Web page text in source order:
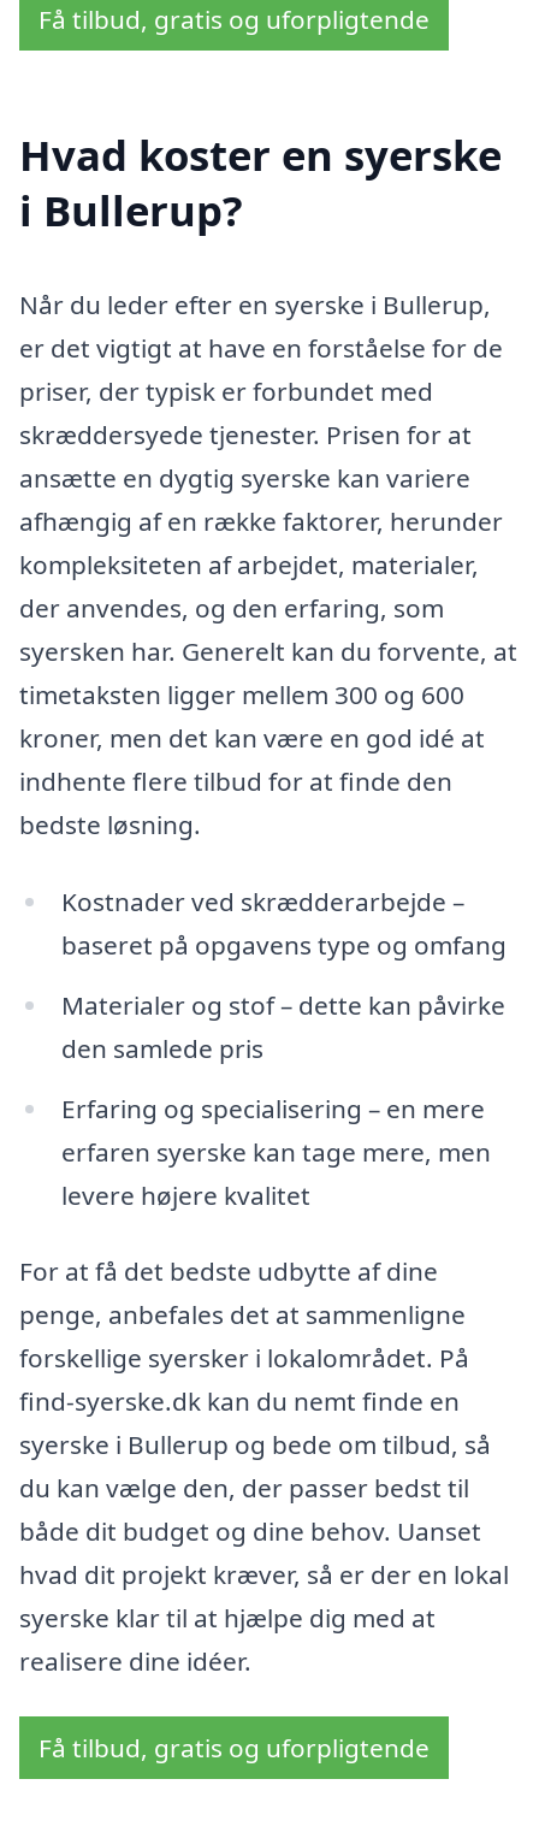
Få tilbud, gratis og uforpligtende
Hvad koster en syerske
i Bullerup?
Når du leder efter en syerske i Bullerup,
er det vigtigt at have en forståelse for de
priser, der typisk er forbundet med
skræddersyede tjenester. Prisen for at
ansætte en dygtig syerske kan variere
afhængig af en række faktorer, herunder
kompleksiteten af arbejdet, materialer,
der anvendes, og den erfaring, som
syersken har. Generelt kan du forvente, at
timetaksten ligger mellem 300 og 600
kroner, men det kan være en god idé at
indhente flere tilbud for at finde den
bedste løsning.
Kostnader ved skrædderarbejde –
baseret på opgavens type og omfang
Materialer og stof – dette kan påvirke
den samlede pris
Erfaring og specialisering – en mere
erfaren syerske kan tage mere, men
levere højere kvalitet
For at få det bedste udbytte af dine
penge, anbefales det at sammenligne
forskellige syersker i lokalområdet. På
find-syerske.dk kan du nemt finde en
syerske i Bullerup og bede om tilbud, så
du kan vælge den, der passer bedst til
både dit budget og dine behov. Uanset
hvad dit projekt kræver, så er der en lokal
syerske klar til at hjælpe dig med at
realisere dine idéer.
Få tilbud, gratis og uforpligtende